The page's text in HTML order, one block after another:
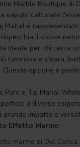
Marble Boutique di
saputo catturare
Mahal è
il colore
ideale per chi cerca
luminosa e chiara,
opzione è
Pure e Taj Mahal
a diverse
impatto e
Effetto Marmo
marmo di Del